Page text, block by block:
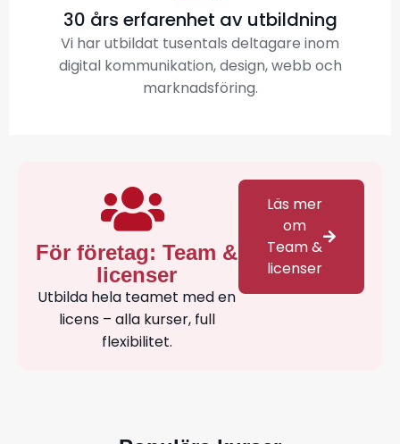
30 års erfarenhet av utbildning
Vi har utbildat tusentals deltagare inom
digital kommunikation, design, webb och
marknadsföring.
För företag: Team &
licenser
Utbilda hela teamet med en
licens – alla kurser, full
flexibilitet.
Läs mer
om
Team &
licenser